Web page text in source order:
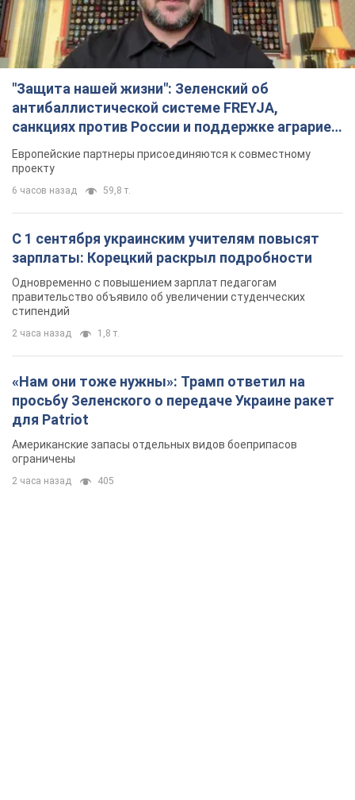
"Защита нашей жизни": Зеленский об
антибаллистической системе FREYJA,
санкциях против России и поддержке аграриев.
Видео
Европейские партнеры присоединяются к совместному
проекту
6 часов назад 59,8 т.
С 1 сентября украинским учителям повысят
зарплаты: Корецкий раскрыл подробности
Одновременно с повышением зарплат педагогам
правительство объявило об увеличении студенческих
стипендий
2 часа назад 1,8 т.
«Нам они тоже нужны»: Трамп ответил на
просьбу Зеленского о передаче Украине ракет
для Patriot
Американские запасы отдельных видов боеприпасов
ограничены
2 часа назад 405